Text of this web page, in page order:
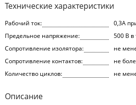
Технические характеристики
Рабочий ток:
0,3А
Предельное напряжение:
500 В в
Сопротивление изолятора:
не
Сопротивление контактов:
не
Количество циклов:
не
Описание